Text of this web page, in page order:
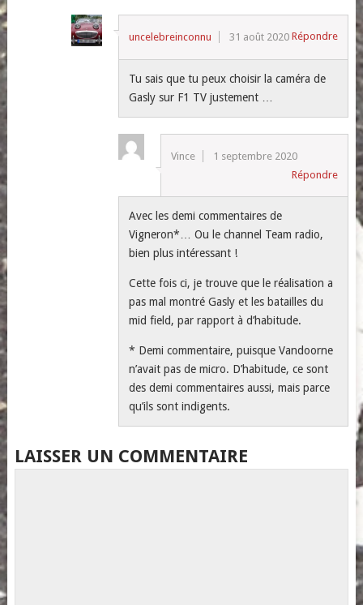
uncelebreinconnu 31 août 2020 Répondre
Tu sais que tu peux choisir la caméra de
Gasly sur F1 TV justement …
Vince
1 septembre 2020
Répondre
Avec les demi commentaires de
Vigneron*… Ou le channel Team radio,
bien plus intéressant !
Cette fois ci, je trouve que le réalisation a
pas mal montré Gasly et les batailles du
mid field, par rapport à d’habitude.
* Demi commentaire, puisque Vandoorne
n’avait pas de micro. D’habitude, ce sont
des demi commentaires aussi, mais parce
qu’ils sont indigents.
LAISSER UN COMMENTAIRE